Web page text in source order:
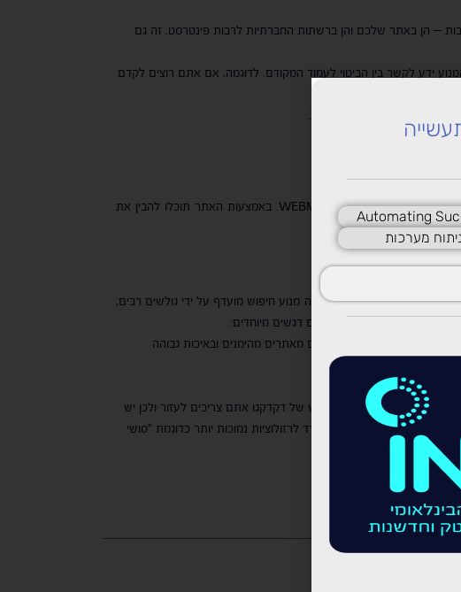
– הן באתר שלכם והן ברשתות החברתיות לרבות פינטרסט. זה גם
ידע לקשר בין הביטוי לעמוד המקודם. לדוגמה, אם אתם רוצים לקדם
באתר.
אתר ללא מדיה יכול להתקדם.
כמו לגוגל גם ל-Bing יש את הכלי שלו שמסייע למקדמים לקבל פידבק על בעיות שקיימות באתר בהיבטים טכניים ועלולות להפריע לקידום – WEBMASTER TOOLS. באמצעות האתר תוכלו להבין את
שלהם. בכך הוא מהווה מנוע חיפוש מועדף על ידי גולשים רבים,
לכן, מומלץ לדאוג לקישורים מאתרים מהימנים ובאיכות גבוהה
שלכם, למנוע החיפוש של דקדקגו אתם צריכים לעזור ולכן יש
של דקדקגו הגולש ירד לרזולוציות נמוכות יותר כדוגמת "סושי
Automating
מערכות